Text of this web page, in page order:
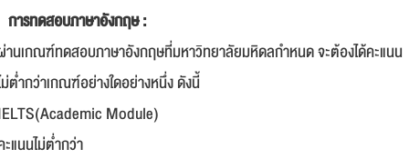
การทดสอบภาษาอังกฤษ :
านเกณฑ์ทดสอบภาษาอังกฤษที่มหาวิทยาลัยมหิดลกำหนด จะต้องได้คะแนน
ม่ต่ำกว่าเกณฑ์อย่างใดอย่างหนึ่ง ดังนี้
Module)
แนนไม่ต่ำกว่า